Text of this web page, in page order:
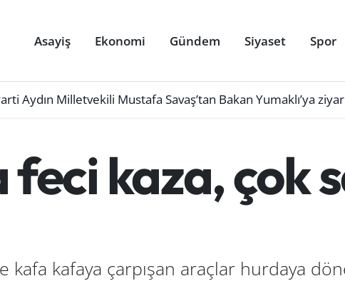
Asayiş Ekonomi Gündem Siyaset Spor
Aydın Milletvekili Mustafa Savaş’tan Bakan Yumaklı’ya
feci kaza, çok
kafa kafaya çarpışan araçlar hurdaya